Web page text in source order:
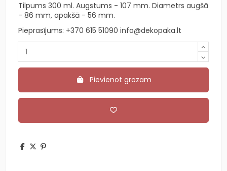
Tilpums 300 ml. Augstums - 107 mm. Diametrs augšā
- 86 mm, apakšā - 56 mm.
Pieprasījums: +370 615 51090 info@dekopaka.lt
Pievienot grozam